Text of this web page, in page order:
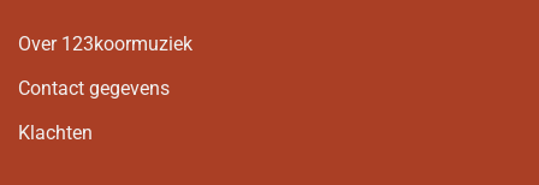
Over 123koormuziek
Contact gegevens
Klachten